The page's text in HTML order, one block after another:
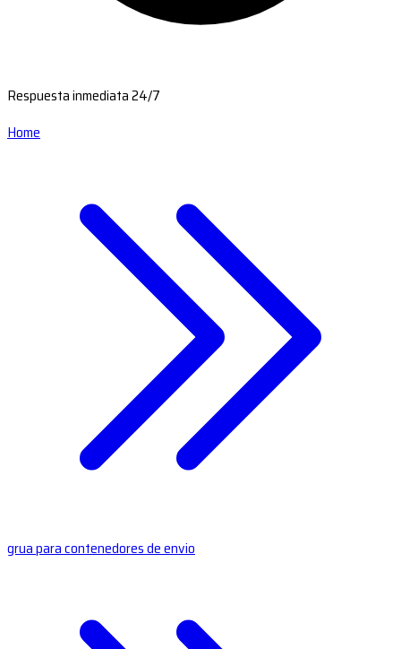
Respuesta inmediata 24/7
Home
grua para contenedores de envio